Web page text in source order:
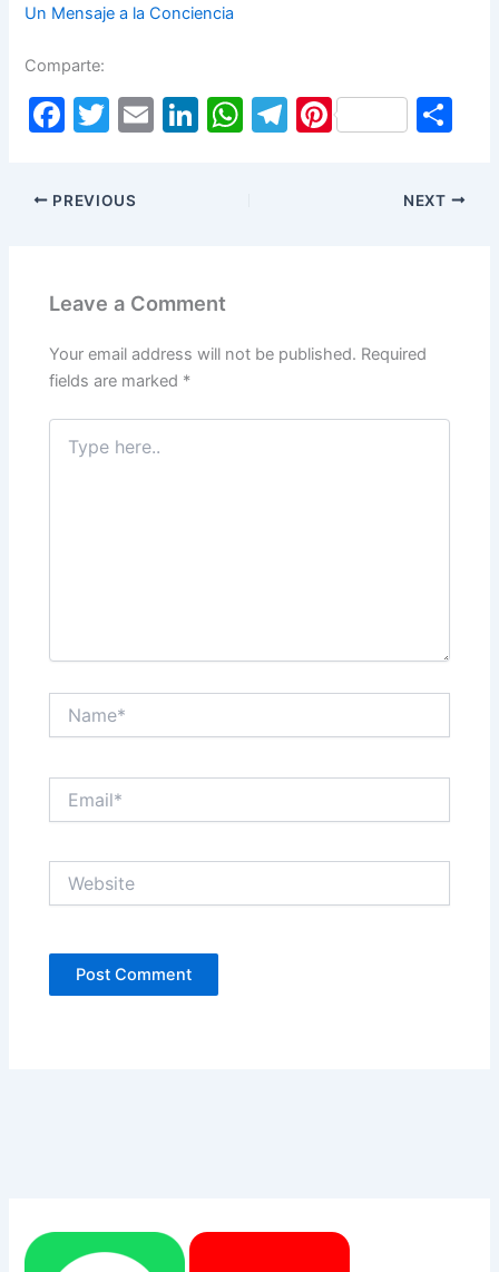
Un Mensaje a la Conciencia
Comparte:
F
c
e
o
k
T
itt
er
E
Li
n
W T Pi
ar
PREVIOUS NEXT
Leave a Comment
Your email address will not be published. Required
fields are marked *
Type
here..